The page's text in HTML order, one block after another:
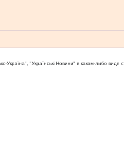
"Українськi Новини" в каком-либо виде